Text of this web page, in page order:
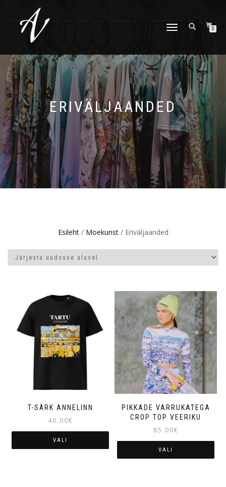
TOGGLE NAVIGATION0
ERIVÄLJAANDED
Esileht/ Moekunst/ Eriväljaanded
T-SÄRK ANNELINN
40.00€
VALI
PIKKADE VARRUKATEGA
CROP TOP VEERIKU
85.00€
VALI